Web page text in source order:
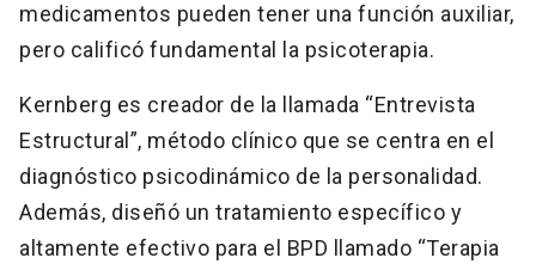
medicamentos pueden tener una función auxiliar,
pero calificó fundamental la psicoterapia.
Kernberg es creador de la llamada “Entrevista
Estructural”, método clínico que se centra en el
diagnóstico psicodinámico de la personalidad.
Además, diseñó un tratamiento específico y
altamente efectivo para el BPD llamado “Terapia